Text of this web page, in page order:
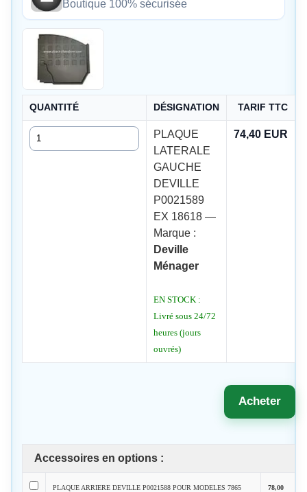
Boutique 100% sécurisée
QUANTITÉ DÉSIGNATION TARIF TTC
Quantité
PLAQUE
LATERALE
GAUCHE
DEVILLE
P0021589
EX 18618 —
Marque :
Deville
Ménager
EN STOCK :
Livré sous 24/72
heures (jours
ouvrés)
74,40 EUR
Acheter
Accessoires en options :
PLAQUE ARRIERE DEVILLE P0021588 POUR MODELES 7865 78,00